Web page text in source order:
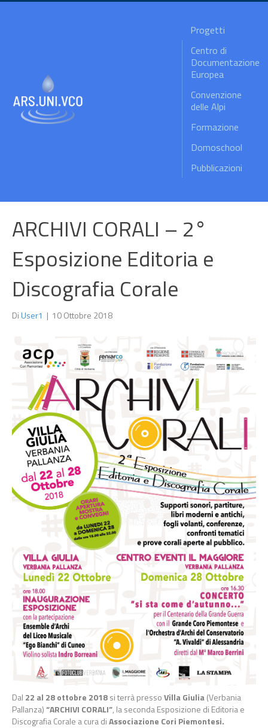
Progetti
Centro di
Documentazione
Europea
Convenzione
delle Alpi
Formazione
Domoschool
Pubblicazioni
ARCHIVI CORALI – 2°
Esposizione Editoria e
Discografia Corale
DiUser1 | 10 Ottobre 2018
Dal 22 al 28 ottobre 2018si terrà pressoVilla Giulia(Verbania
Pallanza)“ARCHIVI CORALI”, la seconda Esposizione di Editoria e
Discografia Corale a cura diAssociazione Cori Piemontesi.